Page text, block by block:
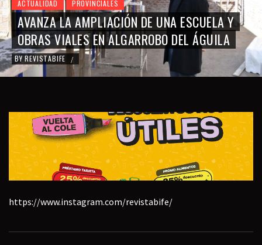
ACTUALIDAD PROVINCIALES
AVANZA LA AMPLIACIÓN DE UNA ESCUELA Y
OBRAS VIALES EN ALGARROBO DEL ÁGUILA
BY REVISTABIFE /
https://www.instagram.com/revistabife/